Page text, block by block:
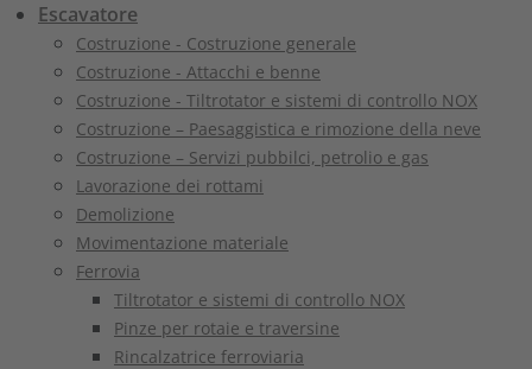
Escavatore
Costruzione - Costruzione generale
Costruzione - Attacchi e benne
Costruzione - Tiltrotator e sistemi di controllo NOX
Costruzione – Paesaggistica e rimozione della neve
Costruzione – Servizi pubbilci, petrolio e gas
Lavorazione dei rottami
Demolizione
Movimentazione materiale
Ferrovia
Tiltrotator e sistemi di controllo NOX
Pinze per rotaie e traversine
Rincalzatrice ferroviaria